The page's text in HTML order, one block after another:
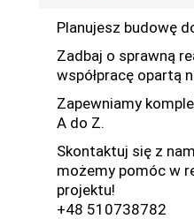
Planujesz budowę
Zadbaj o sprawną
współpracę opartą
Zapewniamy
A do Z.
Skontaktuj się z
możemy pomóc w
projektu!
+48 510738782